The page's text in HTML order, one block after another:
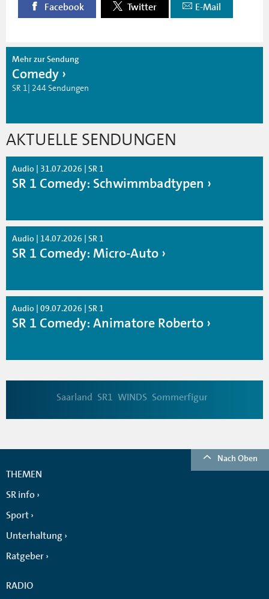
Facebook Twitter E-Mail
Mehr zur Sendung
Comedy
SR 1| 244 Sendungen
AKTUELLE SENDUNGEN
Audio | 31.07.2026 | SR 1
SR 1 Comedy: Schwimmbadtypen
Audio | 14.07.2026 | SR 1
SR 1 Comedy: Micro-Auto
Audio | 09.07.2026 | SR 1
SR 1 Comedy: Animatore Roberto
Saarland SR1 WINDS Sommerfigur
Nach Oben
THEMEN
SR info
Sport
Unterhaltung
Ratgeber
RADIO